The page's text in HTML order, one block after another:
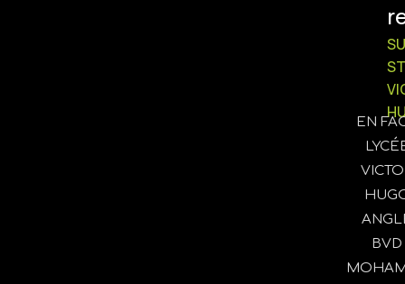
EN
BVD